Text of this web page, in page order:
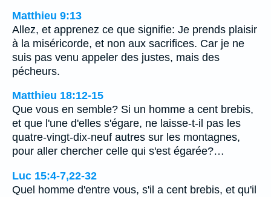
Matthieu 9:13
Allez, et apprenez ce que signifie: Je prends plaisir
à la miséricorde, et non aux sacrifices. Car je ne
suis pas venu appeler des justes, mais des
pécheurs.
Matthieu 18:12-15
Que vous en semble? Si un homme a cent brebis,
et que l'une d'elles s'égare, ne laisse-t-il pas les
quatre-vingt-dix-neuf autres sur les montagnes,
pour aller chercher celle qui s'est égarée?…
Luc 15:4-7,22-32
Quel homme d'entre vous, s'il a cent brebis, et qu'il